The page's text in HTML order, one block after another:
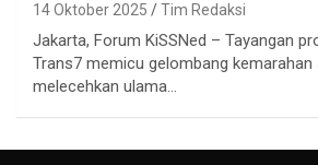
14 Oktober 2025 Tim Redaksi
Jakarta, Forum KiSSNed – Tayangan
Trans7 memicu gelombang kemarahan
melecehkan ulama…